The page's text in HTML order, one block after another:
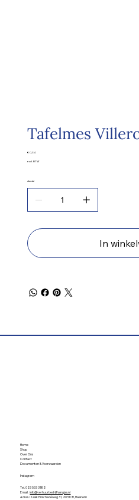
Tafelmes
Prijs
€ 0,34
excl. BTW
Aantal
In
Home
Shop
Over Ons
Contact
Documenten & Voorwaarden
Instagram
Tel. 023 533 3182
Email.info@verhuurbedrijfhangjas.nl
Adres. Izaäk Enschedéweg 31, 2031CR, Haarlem